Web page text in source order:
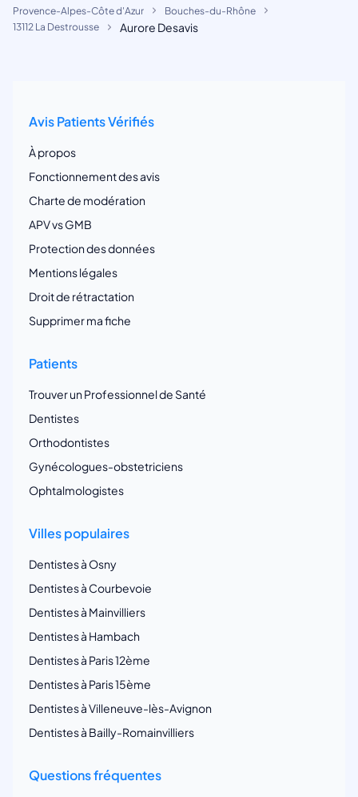
Provence-Alpes-Côte d'Azur
Bouches-du-Rhône
13112 La Destrousse
Aurore Desavis
Avis Patients Vérifiés
À propos
Fonctionnement des avis
Charte de modération
APV vs GMB
Protection des données
Mentions légales
Droit de rétractation
Supprimer ma fiche
Patients
Trouver un Professionnel de Santé
Dentistes
Orthodontistes
Gynécologues-obstetriciens
Ophtalmologistes
Villes populaires
Dentistes à Osny
Dentistes à Courbevoie
Dentistes à Mainvilliers
Dentistes à Hambach
Dentistes à Paris 12ème
Dentistes à Paris 15ème
Dentistes à Villeneuve-lès-Avignon
Dentistes à Bailly-Romainvilliers
Questions fréquentes